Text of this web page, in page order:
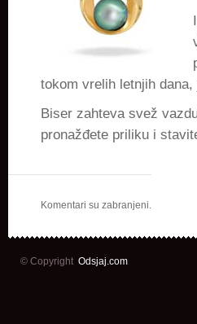
tokom vrelih letnjih
Biser zahteva svež
pronažđete priliku i
Komentari su zabranjeni.
© Copyright Odsjaj.com